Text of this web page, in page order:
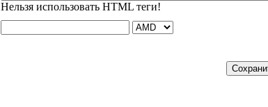
Нельзя использовать HTML теги!